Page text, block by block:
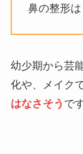
鼻の整形
幼少期から芸
化や、メイク
はなさそう で